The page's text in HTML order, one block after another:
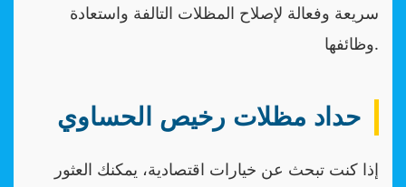
سريعة وفعالة لإصلاح المظلات التالفة واستعادة
وظائفها.
حداد مظلات رخيص الحساوي
إذا كنت تبحث عن خيارات اقتصادية، يمكنك العثور